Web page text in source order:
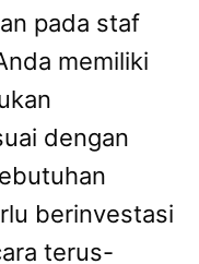
pada staf
memiliki
dengan
berinvestasi
terus-